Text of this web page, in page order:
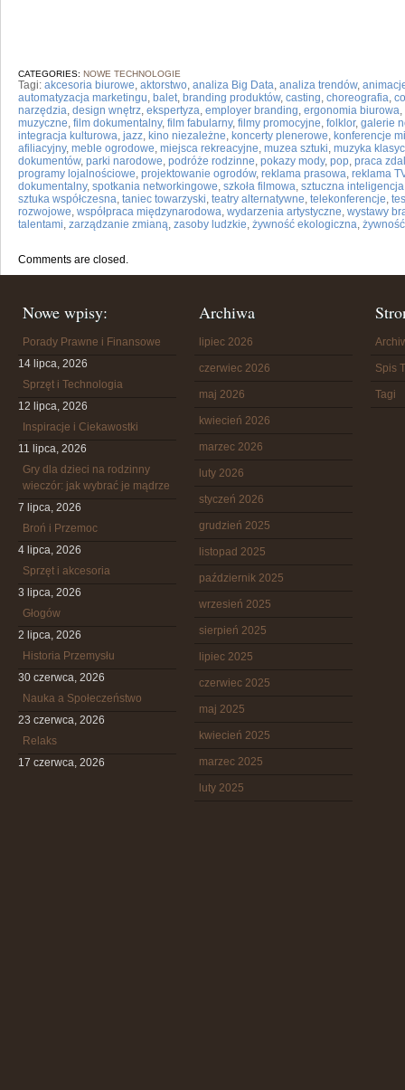
CATEGORIES: NOWE TECHNOLOGIE
Tagi: akcesoria biurowe, aktorstwo, analiza Big Data, analiza trendów,
automatyzacja marketingu, balet, branding produktów, casting, choreografia,
narzędzia, design wnętrz, ekspertyza, employer branding, ergonomia biurowa,
muzyczne, film dokumentalny, film fabularny, filmy promocyjne, folklor, galerie
integracja kulturowa, jazz, kino niezależne, koncerty plenerowe, konferencje
afiliacyjny, meble ogrodowe, miejsca rekreacyjne, muzea sztuki, muzyka
dokumentów, parki narodowe, podróże rodzinne, pokazy mody, pop, praca
programy lojalnościowe, projektowanie ogrodów, reklama prasowa, reklama
dokumentalny, spotkania networkingowe, szkoła filmowa, sztuczna
sztuka współczesna, taniec towarzyski, teatry alternatywne, telekonferencje,
rozwojowe, współpraca międzynarodowa, wydarzenia artystyczne, wystawy
talentami, zarządzanie zmianą, zasoby ludzkie, żywność ekologiczna,
Comments are closed.
Nowe wpisy:
Porady Prawne i Finansowe
14 lipca, 2026
Sprzęt i Technologia
12 lipca, 2026
Inspiracje i Ciekawostki
11 lipca, 2026
Gry dla dzieci na rodzinny
wieczór: jak wybrać je mądrze
7 lipca, 2026
Broń i Przemoc
4 lipca, 2026
Sprzęt i akcesoria
3 lipca, 2026
Głogów
2 lipca, 2026
Historia Przemysłu
30 czerwca, 2026
Nauka a Społeczeństwo
23 czerwca, 2026
Relaks
17 czerwca, 2026
Archiwa
lipiec 2026
czerwiec 2026
maj 2026
kwiecień 2026
marzec 2026
luty 2026
styczeń 2026
grudzień 2025
listopad 2025
październik 2025
wrzesień 2025
sierpień 2025
lipiec 2025
czerwiec 2025
maj 2025
kwiecień 2025
marzec 2025
luty 2025
Spis
Tagi